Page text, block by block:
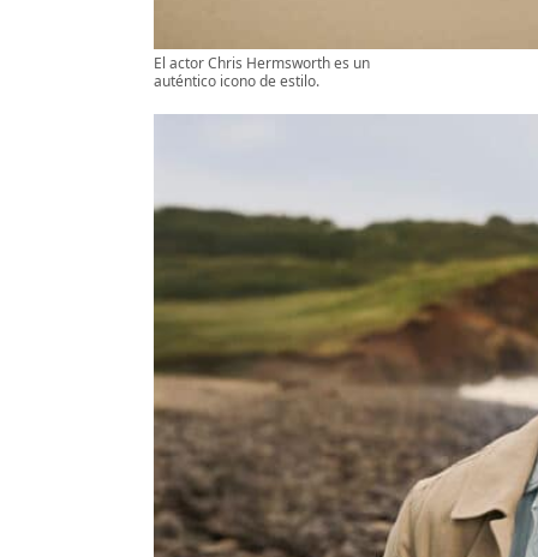
El actor Chris Hermsworth es un
auténtico icono de estilo.